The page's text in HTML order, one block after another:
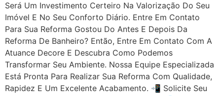
Será Um Investimento Certeiro Na Valorização Do Seu
Imóvel E No Seu Conforto Diário. Entre Em Contato
Para Sua Reforma Gostou Do Antes E Depois Da
Reforma De Banheiro? Então, Entre Em Contato Com A
Atuance Decore E Descubra Como Podemos
Transformar Seu Ambiente. Nossa Equipe Especializada
Está Pronta Para Realizar Sua Reforma Com Qualidade,
Rapidez E Um Excelente Acabamento. 📲 Solicite Seu